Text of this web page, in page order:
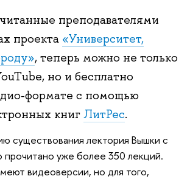
преподавателями
проекта «Университет,
, теперь можно не только
но и бесплатно
формате с помощью
книг ЛитРес.
существования лектория Вышки с
прочитано уже более 350 лекций.
видеоверсии, но для того,